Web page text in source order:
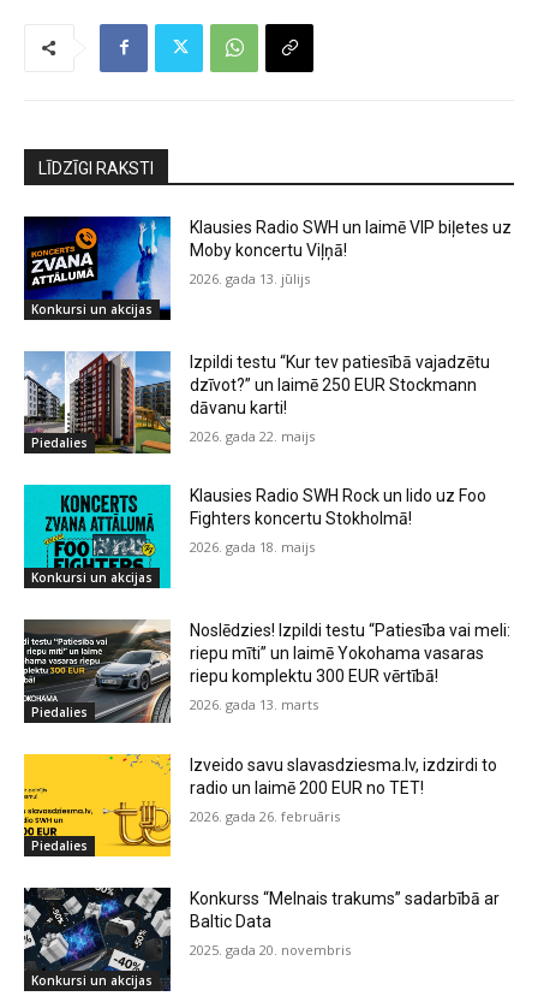
LĪDZĪGI RAKSTI
Konkursi un akcijas
Klausies Radio SWH un laimē VIP biļetes uz
Moby koncertu Viļņā!
2026. gada 13. jūlijs
Piedalies
Izpildi testu “Kur tev patiesībā vajadzētu
dzīvot?” un laimē 250 EUR Stockmann
dāvanu karti!
2026. gada 22. maijs
Konkursi un akcijas
Klausies Radio SWH Rock un lido uz Foo
Fighters koncertu Stokholmā!
2026. gada 18. maijs
Piedalies
Noslēdzies! Izpildi testu “Patiesība vai meli:
riepu mīti” un laimē Yokohama vasaras
riepu komplektu 300 EUR vērtībā!
2026. gada 13. marts
Piedalies
Izveido savu slavasdziesma.lv, izdzirdi to
radio un laimē 200 EUR no TET!
2026. gada 26. februāris
Konkursi un akcijas
Konkurss “Melnais trakums” sadarbībā ar
Baltic Data
2025. gada 20. novembris